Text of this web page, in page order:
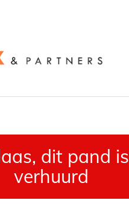
dit pand is
verhuurd